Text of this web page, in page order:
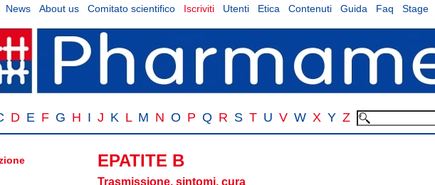
News About us Comitato scientifico Iscriviti Utenti Etica Contenuti Guida Faq Stage
D E F G H I J K L M N O P Q R S T U V W X Y Z
EPATITE B
Trasmissione, sintomi, cura